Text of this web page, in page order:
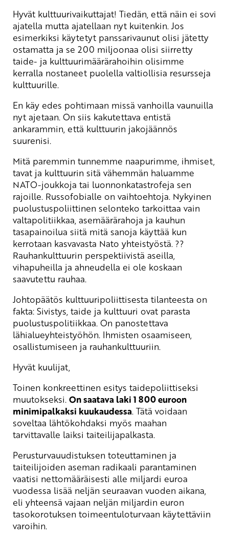
Hyvät kulttuurivaikuttajat! Tiedän, että näin ei sovi
ajatella mutta ajatellaan nyt kuitenkin. Jos
esimerkiksi käytetyt panssarivaunut olisi jätetty
ostamatta ja se 200 miljoonaa olisi siirretty
taide- ja kulttuurimäärärahoihin olisimme
kerralla nostaneet puolella valtiollisia resursseja
kulttuurille.
En käy edes pohtimaan missä vanhoilla vaunuilla
nyt ajetaan. On siis kakutettava entistä
ankarammin, että kulttuurin jakojäännös
suurenisi.
Mitä paremmin tunnemme naapurimme, ihmiset,
tavat ja kulttuurin sitä vähemmän haluamme
NATO-joukkoja tai luonnonkatastrofeja sen
rajoille. Russofobialle on vaihtoehtoja. Nykyinen
puolustuspoliittinen selonteko tarkoittaa vain
valtapolitiikkaa, asemäärärahoja ja kauhun
tasapainoilua siitä mitä sanoja käyttää kun
kerrotaan kasvavasta Nato yhteistyöstä. ??
Rauhankulttuurin perspektiivistä aseilla,
vihapuheilla ja ahneudella ei ole koskaan
saavutettu rauhaa.
Johtopäätös kulttuuripoliittisesta tilanteesta on
fakta: Sivistys, taide ja kulttuuri ovat parasta
puolustuspolitiikkaa. On panostettava
lähialueyhteistyöhön. Ihmisten osaamiseen,
osallistumiseen ja rauhankulttuuriin.
Hyvät kuulijat,
Toinen konkreettinen esitys taidepoliittiseksi
muutokseksi. On saatava laki 1 800 euroon
minimipalkaksi kuukaudessa. Tätä voidaan
soveltaa lähtökohdaksi myös maahan
tarvittavalle laiksi taiteilijapalkasta.
Perusturvauudistuksen toteuttaminen ja
taiteilijoiden aseman radikaali parantaminen
vaatisi nettomääräisesti alle miljardi euroa
vuodessa lisää neljän seuraavan vuoden aikana,
eli yhteensä vajaan neljän miljardin euron
tasokorotuksen toimeentuloturvaan käytettäviin
varoihin.